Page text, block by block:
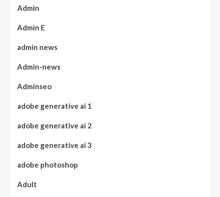
Admin
Admin E
admin news
Admin-news
Adminseo
adobe generative ai 1
adobe generative ai 2
adobe generative ai 3
adobe photoshop
Adult